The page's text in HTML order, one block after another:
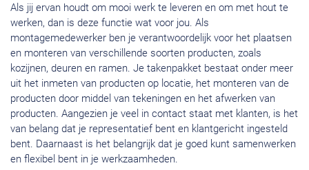
Als jij ervan houdt om mooi werk te leveren en om met hout te
werken, dan is deze functie wat voor jou. Als
montagemedewerker ben je verantwoordelijk voor het plaatsen
en monteren van verschillende soorten producten, zoals
kozijnen, deuren en ramen. Je takenpakket bestaat onder meer
uit het inmeten van producten op locatie, het monteren van de
producten door middel van tekeningen en het afwerken van
producten. Aangezien je veel in contact staat met klanten, is het
van belang dat je representatief bent en klantgericht ingesteld
bent. Daarnaast is het belangrijk dat je goed kunt samenwerken
en flexibel bent in je werkzaamheden.